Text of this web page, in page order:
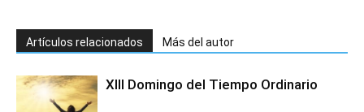
Artículos relacionados Más del autor
XIII Domingo del Tiempo Ordinario